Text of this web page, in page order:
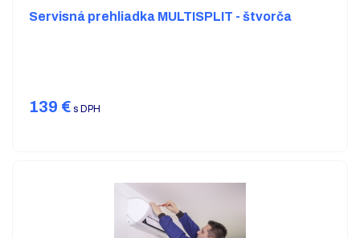
Servisná prehliadka MULTISPLIT - štvorča
139 € s DPH